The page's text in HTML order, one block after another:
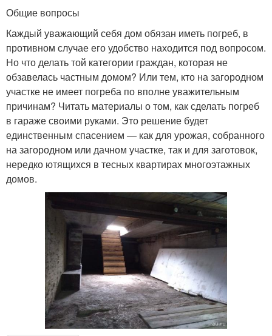
Общие вопросы
Каждый уважающий себя дом обязан иметь погреб, в
противном случае его удобство находится под вопросом.
Но что делать той категории граждан, которая не
обзавелась частным домом? Или тем, кто на загородном
участке не имеет погреба по вполне уважительным
причинам? Читать материалы о том, как сделать погреб
в гараже своими руками. Это решение будет
единственным спасением — как для урожая, собранного
на загородном или дачном участке, так и для заготовок,
нередко ютящихся в тесных квартирах многоэтажных
домов.